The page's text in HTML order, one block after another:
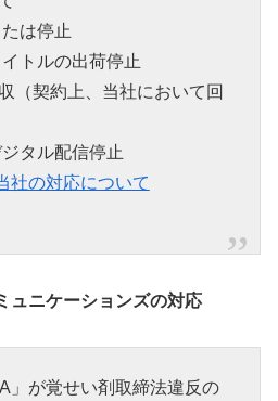
は停止
トルの出荷停止
（契約上、当社において回
タル配信停止
社の対応について
ュニケーションズの対応
」が覚せい剤取締法違反の